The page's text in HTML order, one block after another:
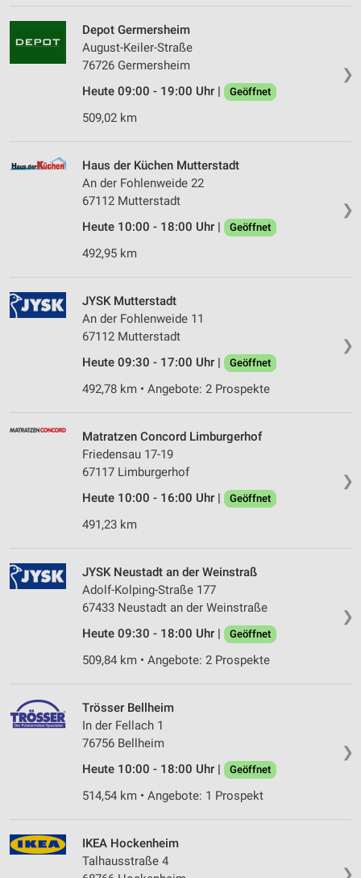
❯
Depot Germersheim
August-Keiler-Straße
76726 Germersheim
Heute 09:00 - 19:00 Uhr |
Geöffnet
509,02 km
❯
Haus der Küchen Mutterstadt
An der Fohlenweide 22
67112 Mutterstadt
Heute 10:00 - 18:00 Uhr |
Geöffnet
492,95 km
❯
JYSK Mutterstadt
An der Fohlenweide 11
67112 Mutterstadt
Heute 09:30 - 17:00 Uhr |
Geöffnet
492,78 km • Angebote: 2 Prospekte
❯
Matratzen Concord Limburgerhof
Friedensau 17-19
67117 Limburgerhof
Heute 10:00 - 16:00 Uhr |
Geöffnet
491,23 km
❯
JYSK Neustadt an der Weinstraß
Adolf-Kolping-Straße 177
67433 Neustadt an der Weinstraße
Heute 09:30 - 18:00 Uhr |
Geöffnet
509,84 km • Angebote: 2 Prospekte
❯
Trösser Bellheim
In der Fellach 1
76756 Bellheim
Heute 10:00 - 18:00 Uhr |
Geöffnet
514,54 km • Angebote: 1 Prospekt
❯
IKEA Hockenheim
Talhausstraße 4